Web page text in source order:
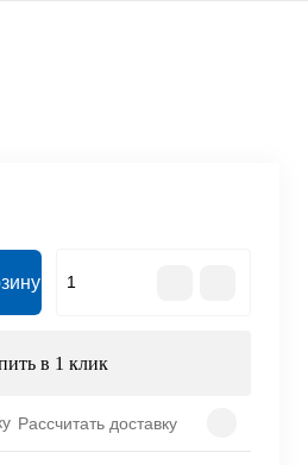
в 1 клик
Рассчитать доставку